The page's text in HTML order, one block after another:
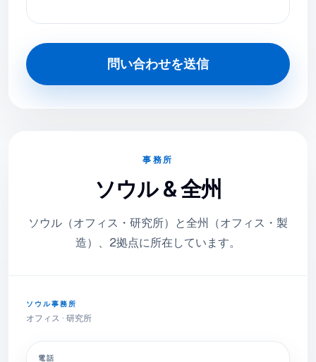
問い合わせを送信
ソウル & 全州
ソウル（オフィス・研究所）と全州（オフィス・製
造）、2拠点に所在しています。
オフィス · 研究所